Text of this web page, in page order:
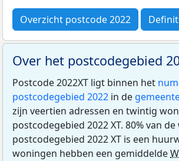
Overzicht postcode 2022
Over het postcodegebied
Postcode 2022XT ligt binnen het
postcodegebied 2022 in de
zijn veertien adressen en twintig
postcodegebied 2022 XT. 80% van
postcodegebied 2022 XT is een
woningen hebben een gemiddelde